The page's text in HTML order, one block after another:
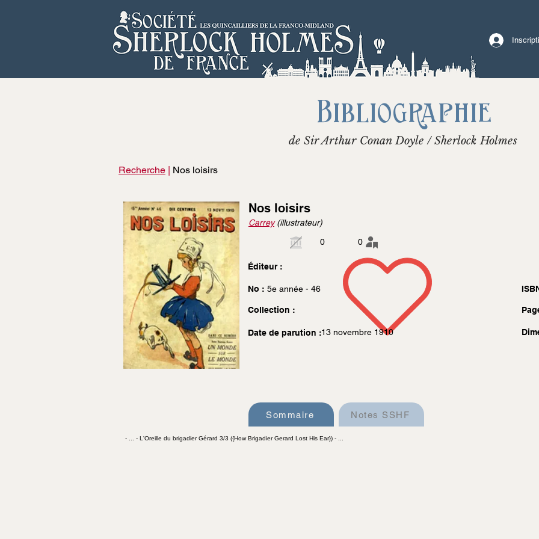
Bibliographie
de Sir Arthur Conan Doyle / Sherlock Holmes
Recherche | Nos loisirs
Nos loisirs
Carrey(illustrateur)
0
0
Éditeur :
No : 5e année - 46
Collection :
Date de parution :13 novembre 1910
Sommaire Notes SSHF
- ... - L'Oreille du brigadier Gérard 3/3 ({How Brigadier Gerard Lost His Ear}) - ...